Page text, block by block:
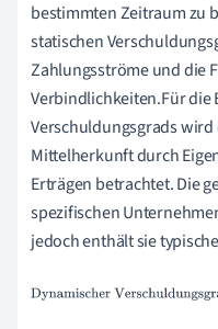
bestimmten Zeitraum zu
statischen
Zahlungsströme und die
Verbindlichkeiten.Für die
Verschuldungsgrads
Mittelherkunft durch
Erträgen betrachtet. Die
spezifischen
jedoch enthält sie